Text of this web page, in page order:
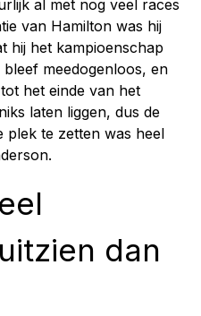
al met nog veel races
van Hamilton was hij
hij het kampioenschap
meedogenloos, en
het einde van het
laten liggen, dus de
plek te zetten was heel
dan